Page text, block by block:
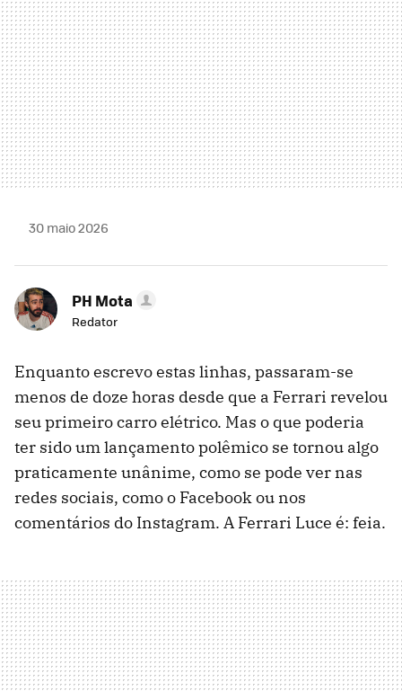
30 maio 2026
PH Mota
Redator
Enquanto escrevo estas linhas, passaram-se
menos de doze horas desde que a Ferrari revelou
seu primeiro carro elétrico. Mas o que poderia
ter sido um lançamento polêmico se tornou algo
praticamente unânime, como se pode ver nas
redes sociais, como o Facebook ou nos
comentários do Instagram. A Ferrari Luce é: feia.